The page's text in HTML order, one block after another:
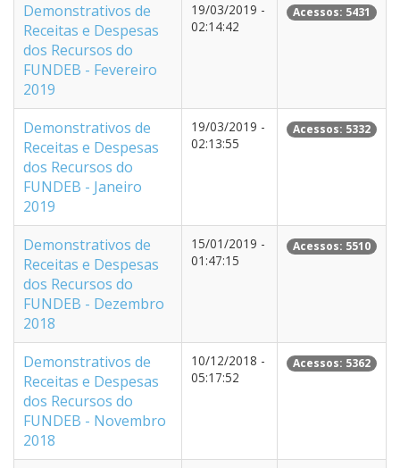
Demonstrativos de
Receitas e Despesas
dos Recursos do
FUNDEB - Fevereiro
2019
19/03/2019 -
02:14:42
Acessos: 5431
Demonstrativos de
Receitas e Despesas
dos Recursos do
FUNDEB - Janeiro
2019
19/03/2019 -
02:13:55
Acessos: 5332
Demonstrativos de
Receitas e Despesas
dos Recursos do
FUNDEB - Dezembro
2018
15/01/2019 -
01:47:15
Acessos: 5510
Demonstrativos de
Receitas e Despesas
dos Recursos do
FUNDEB - Novembro
2018
10/12/2018 -
05:17:52
Acessos: 5362